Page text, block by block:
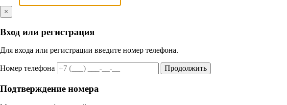
×
Вход или регистрация
Для входа или регистрации введите номер телефона.
Номер телефона Продолжить
Подтверждение номера